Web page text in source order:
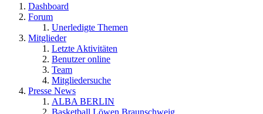
Dashboard
Forum
Unerledigte Themen
Mitglieder
Letzte Aktivitäten
Benutzer online
Team
Mitgliedersuche
Presse News
ALBA BERLIN
Basketball Löwen Braunschweig